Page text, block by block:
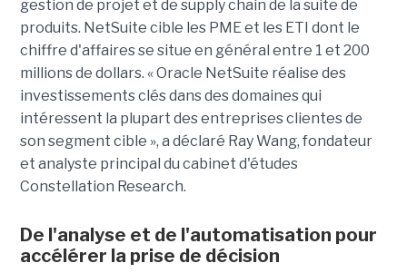
gestion de projet et de supply chain de la suite de
produits. NetSuite cible les PME et les ETI dont le
chiffre d'affaires se situe en général entre 1 et 200
millions de dollars. « Oracle NetSuite réalise des
investissements clés dans des domaines qui
intéressent la plupart des entreprises clientes de
son segment cible », a déclaré Ray Wang, fondateur
et analyste principal du cabinet d'études
Constellation Research.
De l'analyse et de l'automatisation pour
accélérer la prise de décision